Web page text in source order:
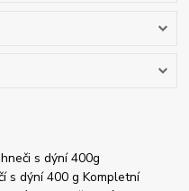
s dýní 400g
s dýní 400 g Kompletní